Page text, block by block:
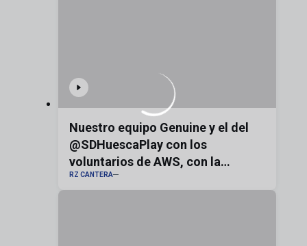
Nuestro equipo Genuine y el del
@SDHuescaPlay con los
voluntarios de AWS, con la
bandera de Aragón
RZ CANTERA